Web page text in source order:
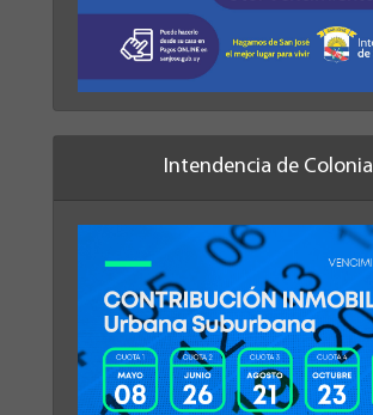
Intendencia de Colonia